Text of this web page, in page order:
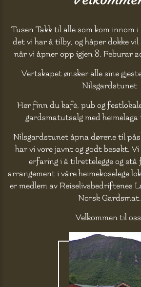
Tusen Takk til alle som kom innom i
det vi har å tilby, og håper dokke vil
når vi åpner opp igjen 8. Feburar
Vertskapet ønsker alle sine
Nilsgardstunet
Her finn du kafè, pub og
gardsmatutsalg med
Nilsgardstunet åpna dørene til
har vi vore javnt og godt besøkt.
erfaring i å tilrettelegge og stå
arrangement i våre heimekoselege
er medlem av Reiselivsbedriftenes
Norsk Gardsmat.
Velkommen til